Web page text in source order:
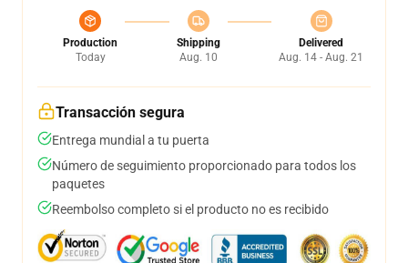
Production
Today
Shipping
Aug. 10
Delivered
Aug. 14 - Aug. 21
Transacción segura
Entrega mundial a tu puerta
Número de seguimiento proporcionado para todos los
paquetes
Reembolso completo si el producto no es recibido